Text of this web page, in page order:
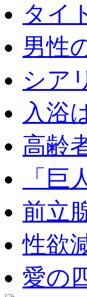
タイ
男性
シア
入浴
高齢
「
前立
性欲
愛の